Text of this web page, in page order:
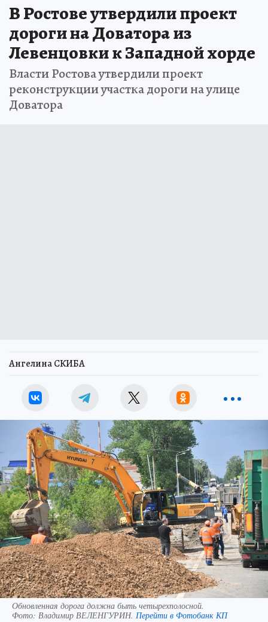
В Ростове утвердили проект
дороги на Доватора из
Левенцовки к Западной хорде
Власти Ростова утвердили проект
реконструкции участка дороги на улице
Доватора
Ангелина СКИБА
Обновленная дорога должна быть четырехполосной.
Фото: Владимир ВЕЛЕНГУРИН. Перейти в Фотобанк КП